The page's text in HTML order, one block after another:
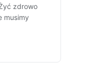
zdrowo
musimy